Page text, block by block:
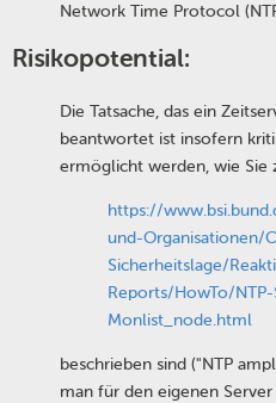
Network Time Protocol
Risikopotential:
Die Tatsache, das ein
beantwortet ist insofern
ermöglicht werden, wie Sie
https://
und-Organisationen/
Sicherheitslage/
Reports/HowTo/
Monlist_node.html
beschrieben sind ("NTP
man für den eigenen